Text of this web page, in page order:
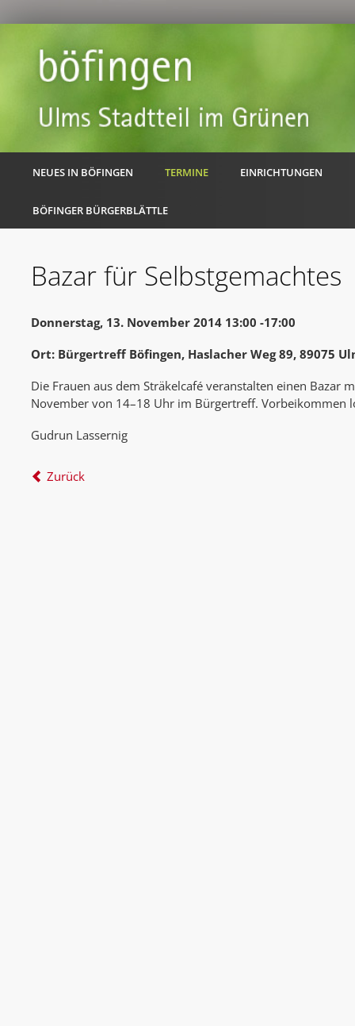
NEUES IN BÖFINGEN TERMINE EINRICHTUNGEN
BÖFINGER BÜRGERBLÄTTLE
Bazar für Selbstgemachtes
Donnerstag, 13. November 2014 13:00 -17:00
Ort: Bürgertreff Böfingen, Haslacher Weg 89, 89075
Die Frauen aus dem Sträkelcafé veranstalten einen Bazar
November von 14–18 Uhr im Bürgertreff. Vorbeikommen
Gudrun Lassernig
Zurück